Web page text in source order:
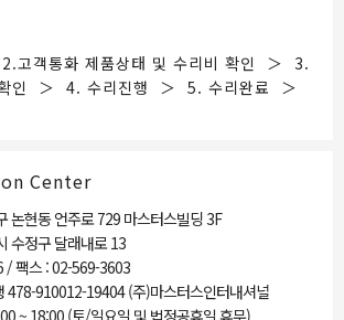
객통화 제품상태 및 수리비 확인 ＞ 3.
확인 ＞ 4. 수리진행 ＞ 5. 수리완료 ＞
Center
논현동 언주로 729 마스터스빌딩 3F
수정구 달래내로 13
/ 팩스 : 02-569-3603
478-910012-19404 (주)마스터스인터내셔널
~ 18:00 (토/일요일 및 법정공휴일 휴무)